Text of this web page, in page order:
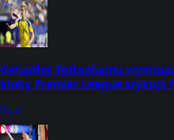
Gwiazdor Tottenhamu
kluby Premier League szykują
6 sie